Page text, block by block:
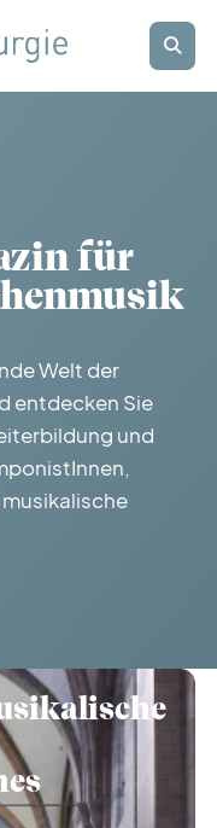
für
Welt der
entdecken Sie
und